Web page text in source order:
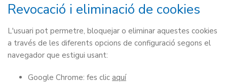
Revocació i eliminació de cookies
L'usuari pot permetre, bloquejar o eliminar aquestes cookies
a través de les diferents opcions de configuració segons el
navegador que estigui usant:
Google Chrome: fes clic aquí